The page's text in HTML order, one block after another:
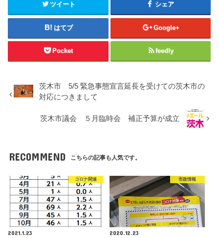
ツイート シェア
はてブ Google+
Pocket feedly
茨木市 5/5 緊急事態宣言延長を受けての茨木市の
対応につきまして
茨木市議会 ５月臨時会 補正予算が成立
RECOMMEND こちらの記事も人気です。
コロナ関連
2021.1.23
市政情報
2020.12.23